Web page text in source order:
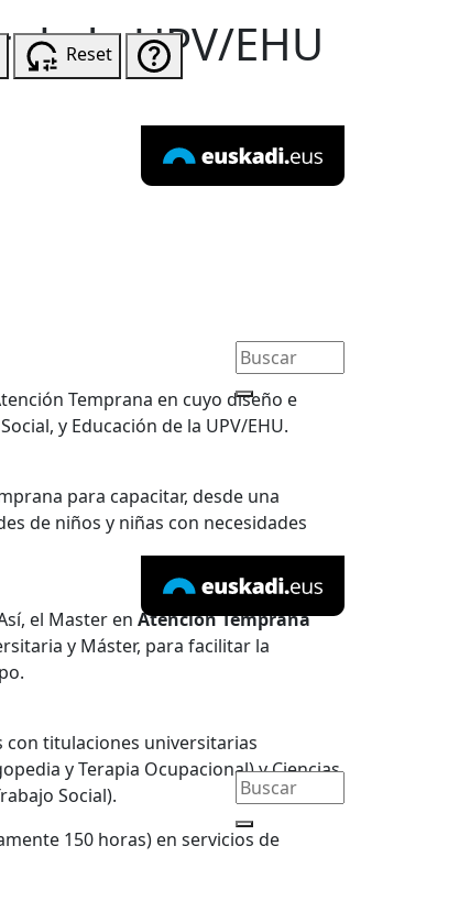
Reset
la UPV/EHU
Temprana en cuyo diseño e
y Educación de la UPV/EHU.
para capacitar, desde una
de niños y niñas con necesidades
el Master en Atención Temprana
y Máster, para facilitar la
titulaciones universitarias
y Terapia Ocupacional) y Ciencias
Social).
150 horas) en servicios de